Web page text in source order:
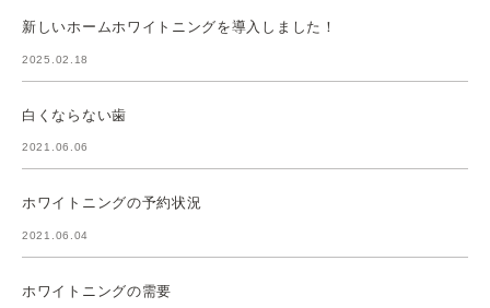
新しいホームホワイトニングを導入しました！
2025.02.18
白くならない歯
2021.06.06
ホワイトニングの予約状況
2021.06.04
ホワイトニングの需要